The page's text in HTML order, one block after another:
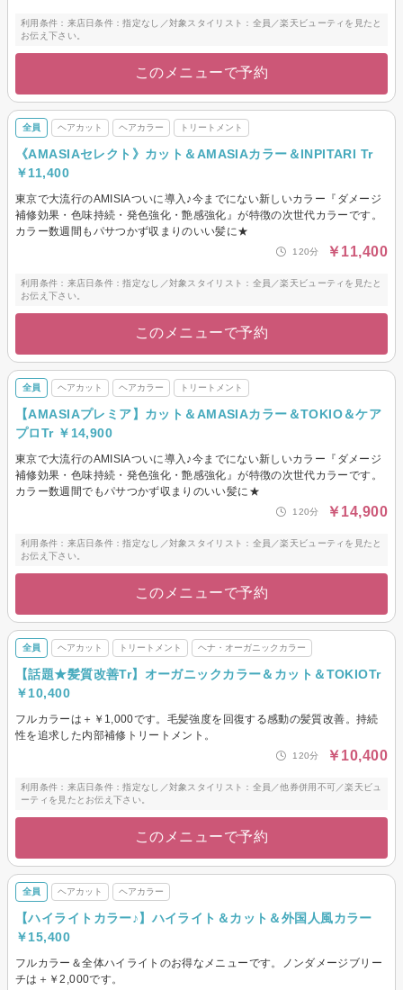
利用条件：来店日条件：指定なし／対象スタイリスト：全員／楽天ビューティを見たと
お伝え下さい。
このメニューで予約
全員 ヘアカット ヘアカラー トリートメント
《AMASIAセレクト》カット＆AMASIAカラー＆INPITARI Tr
￥11,400
東京で大流行のAMISIAついに導入♪今までにない新しいカラー『ダメージ
補修効果・色味持続・発色強化・艶感強化』が特徴の次世代カラーです。
カラー数週間もパサつかず収まりのいい髪に★
120分 ￥11,400
利用条件：来店日条件：指定なし／対象スタイリスト：全員／楽天ビューティを見たと
お伝え下さい。
このメニューで予約
全員 ヘアカット ヘアカラー トリートメント
【AMASIAプレミア】カット＆AMASIAカラー＆TOKIO＆ケア
プロTr ￥14,900
東京で大流行のAMISIAついに導入♪今までにない新しいカラー『ダメージ
補修効果・色味持続・発色強化・艶感強化』が特徴の次世代カラーです。
カラー数週間でもパサつかず収まりのいい髪に★
120分 ￥14,900
利用条件：来店日条件：指定なし／対象スタイリスト：全員／楽天ビューティを見たと
お伝え下さい。
このメニューで予約
全員 ヘアカット トリートメント ヘナ・オーガニックカラー
【話題★髪質改善Tr】オーガニックカラー＆カット＆TOKIOTr
￥10,400
フルカラーは＋￥1,000です。毛髪強度を回復する感動の髪質改善。持続
性を追求した内部補修トリートメント。
120分 ￥10,400
利用条件：来店日条件：指定なし／対象スタイリスト：全員／他券併用不可／楽天ビュ
ーティを見たとお伝え下さい。
このメニューで予約
全員 ヘアカット ヘアカラー
【ハイライトカラー♪】ハイライト＆カット＆外国人風カラー
￥15,400
フルカラー＆全体ハイライトのお得なメニューです。ノンダメージブリー
チは＋￥2,000です。